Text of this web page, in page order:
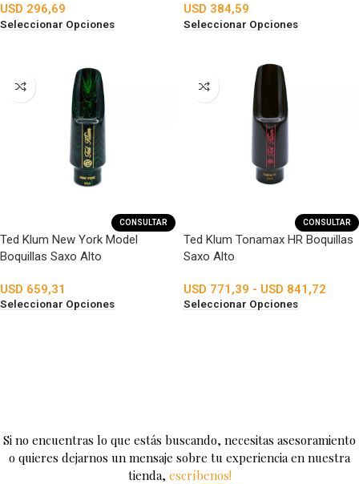
USD 296,69
Seleccionar Opciones
USD 384,59
Seleccionar Opciones
CONSULTAR
Ted Klum New York Model
Boquillas Saxo Alto
USD 659,31
Seleccionar Opciones
CONSULTAR
Ted Klum Tonamax HR Boquillas
Saxo Alto
USD 771,39 - USD 841,72
Seleccionar Opciones
Si no encuentras lo que estás buscando, necesitas asesoramiento
o quieres dejarnos un mensaje sobre tu experiencia en nuestra
tienda, escríbenos!